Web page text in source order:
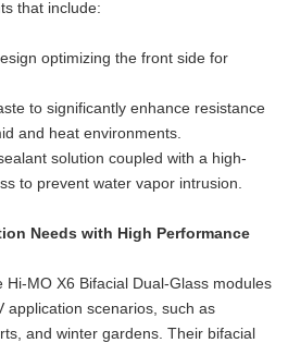
that include:
optimizing the front side for
to significantly enhance resistance
and heat environments.
solution coupled with a high-
to prevent water vapor intrusion.
Needs with High Performance
Hi-MO X6 Bifacial Dual-Glass modules
application scenarios, such as
and winter gardens. Their bifacial